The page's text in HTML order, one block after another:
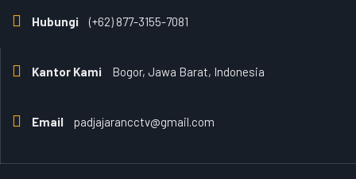
Hubungi (+62) 877-3155-7081
Kantor Kami Bogor, Jawa Barat, Indonesia
Email padjajarancctv@gmail.com